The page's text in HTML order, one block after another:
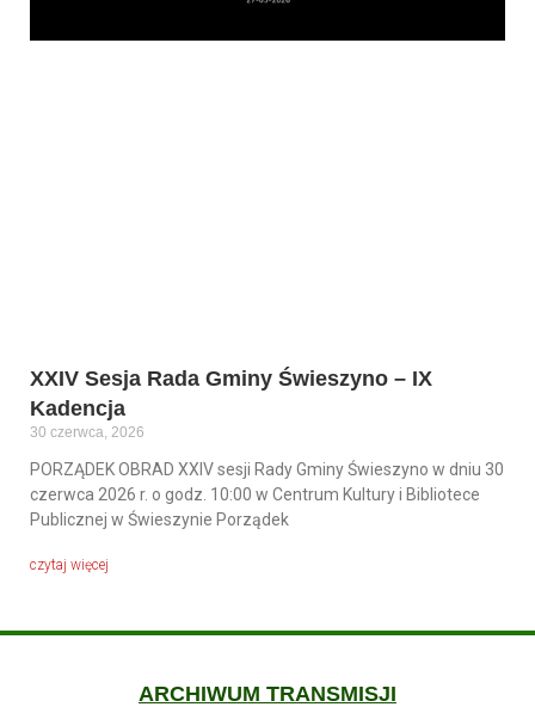
XXIV Sesja Rada Gminy Świeszyno – IX
Kadencja
30 czerwca, 2026
PORZĄDEK OBRAD XXIV sesji Rady Gminy Świeszyno w dniu 30
czerwca 2026 r. o godz. 10:00 w Centrum Kultury i Bibliotece
Publicznej w Świeszynie Porządek
czytaj więcej
ARCHIWUM TRANSMISJI